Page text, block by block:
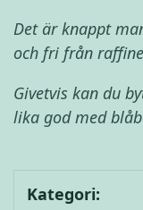
Det är knappt
och fri från
Givetvis kan du
lika god med
Kategori: